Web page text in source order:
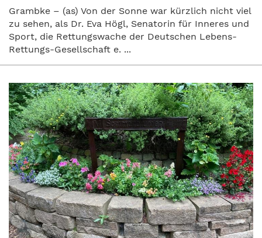
Grambke – (as) Von der Sonne war kürzlich nicht viel
zu sehen, als Dr. Eva Högl, Senatorin für Inneres und
Sport, die Rettungswache der Deutschen Lebens-
Rettungs-Gesellschaft e. ...